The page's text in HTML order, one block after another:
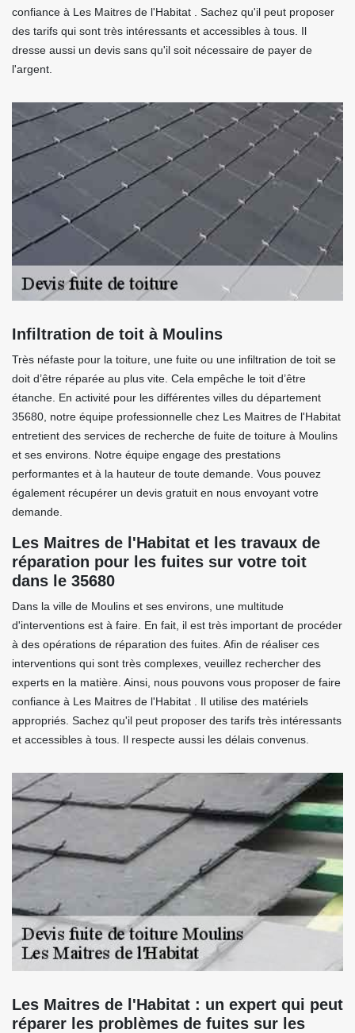
confiance à Les Maitres de l'Habitat . Sachez qu'il peut proposer
des tarifs qui sont très intéressants et accessibles à tous. Il
dresse aussi un devis sans qu'il soit nécessaire de payer de
l'argent.
Infiltration de toit à Moulins
Très néfaste pour la toiture, une fuite ou une infiltration de toit se
doit d’être réparée au plus vite. Cela empêche le toit d’être
étanche. En activité pour les différentes villes du département
35680, notre équipe professionnelle chez Les Maitres de l'Habitat
entretient des services de recherche de fuite de toiture à Moulins
et ses environs. Notre équipe engage des prestations
performantes et à la hauteur de toute demande. Vous pouvez
également récupérer un devis gratuit en nous envoyant votre
demande.
Les Maitres de l'Habitat et les travaux de
réparation pour les fuites sur votre toit
dans le 35680
Dans la ville de Moulins et ses environs, une multitude
d'interventions est à faire. En fait, il est très important de procéder
à des opérations de réparation des fuites. Afin de réaliser ces
interventions qui sont très complexes, veuillez rechercher des
experts en la matière. Ainsi, nous pouvons vous proposer de faire
confiance à Les Maitres de l'Habitat . Il utilise des matériels
appropriés. Sachez qu'il peut proposer des tarifs très intéressants
et accessibles à tous. Il respecte aussi les délais convenus.
Les Maitres de l'Habitat : un expert qui peut
réparer les problèmes de fuites sur les